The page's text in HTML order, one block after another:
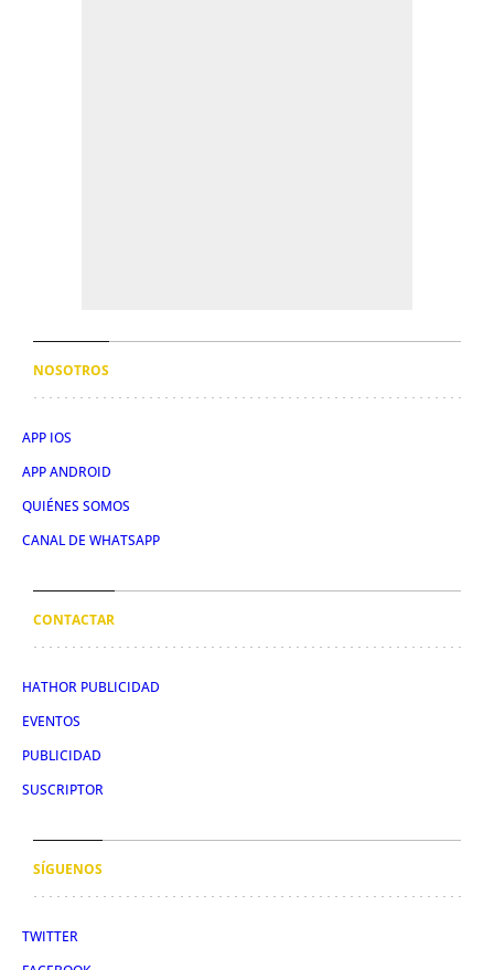
NOSOTROS
APP IOS
APP ANDROID
QUIÉNES SOMOS
CANAL DE WHATSAPP
CONTACTAR
HATHOR PUBLICIDAD
EVENTOS
PUBLICIDAD
SUSCRIPTOR
SÍGUENOS
TWITTER